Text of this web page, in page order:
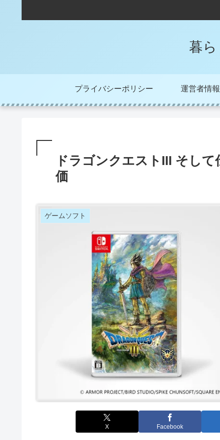
暮
プライバシーポリシー 運営者情報
ドラゴンクエストIII そし
価
ゲームソフト
X Facebook